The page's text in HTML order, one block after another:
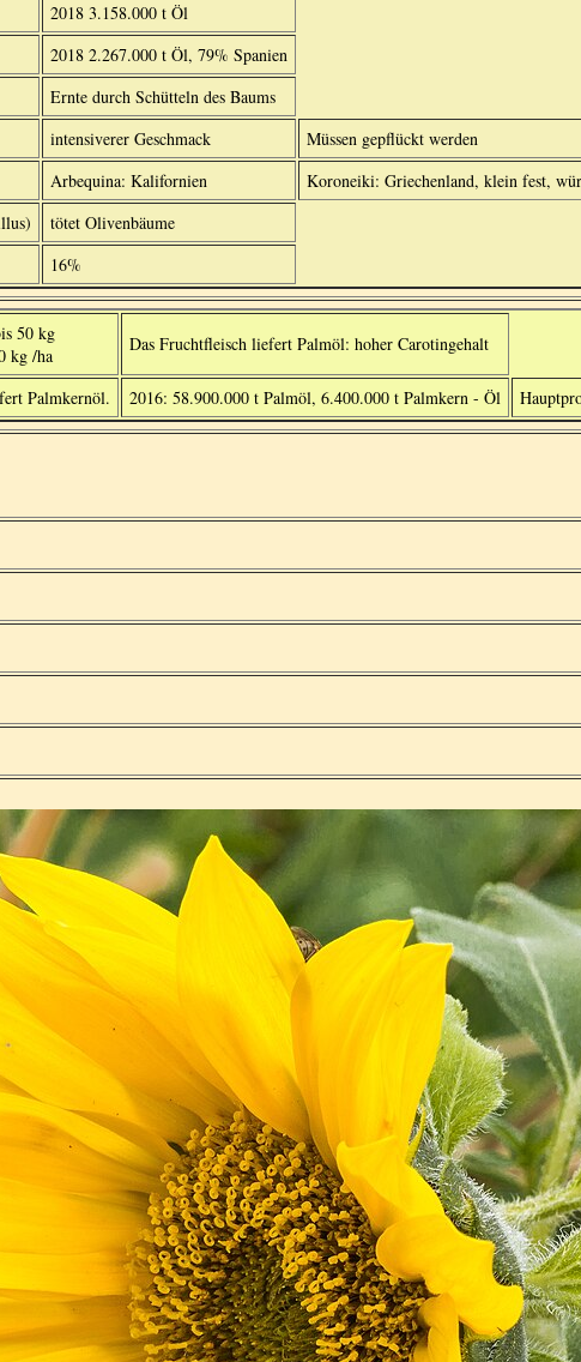
2018 3.158.000 t Öl
2018 2.267.000 t Öl, 79% Spanien
Ernte durch Schütteln des Baums
intensiverer Geschmack
Müssen gepflückt werden
Arbequina: Kalifornien
Koroneiki: Griechenland, klein fest,
tötet Olivenbäume
16%
50 kg
kg /ha
Das Fruchtfleisch liefert Palmöl: hoher Carotingehalt
Palmkernöl. 2016: 58.900.000 t Palmöl, 6.400.000 t Palmkern - Öl